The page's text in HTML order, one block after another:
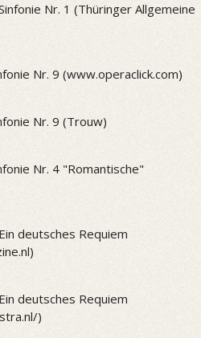
Nr. 1 (Thüringer Allgemeine
Nr. 9 (www.operaclick.com)
Nr. 9 (Trouw)
Nr. 4 "Romantische"
deutsches Requiem
deutsches Requiem
)